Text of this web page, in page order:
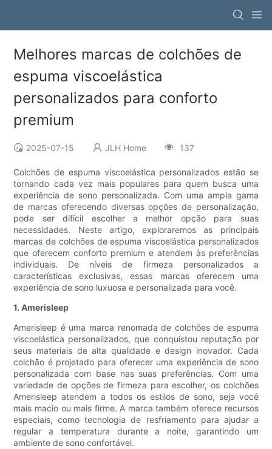
Melhores marcas de colchões de
espuma viscoelástica
personalizados para conforto
premium
2025-07-15 JLH Home 137
Colchões de espuma viscoelástica personalizados estão se
tornando cada vez mais populares para quem busca uma
experiência de sono personalizada. Com uma ampla gama
de marcas oferecendo diversas opções de personalização,
pode ser difícil escolher a melhor opção para suas
necessidades. Neste artigo, exploraremos as principais
marcas de colchões de espuma viscoelástica personalizados
que oferecem conforto premium e atendem às preferências
individuais. De níveis de firmeza personalizados a
características exclusivas, essas marcas oferecem uma
experiência de sono luxuosa e personalizada para você.
1. Amerisleep
Amerisleep é uma marca renomada de colchões de espuma
viscoelástica personalizados, que conquistou reputação por
seus materiais de alta qualidade e design inovador. Cada
colchão é projetado para oferecer uma experiência de sono
personalizada com base nas suas preferências. Com uma
variedade de opções de firmeza para escolher, os colchões
Amerisleep atendem a todos os estilos de sono, seja você
mais macio ou mais firme. A marca também oferece recursos
especiais, como tecnologia de resfriamento para ajudar a
regular a temperatura durante a noite, garantindo um
ambiente de sono confortável.